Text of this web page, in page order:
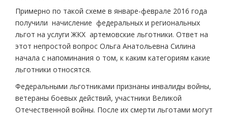
Примерно по такой схеме в январе-феврале 2016 года
получили начисление федеральных и региональных
льгот на услуги ЖКХ артемовские льготники. Ответ на
этот непростой вопрос Ольга Анатольевна Силина
начала с напоминания о том, к каким категориям какие
льготники относятся.
Федеральными льготниками признаны инвалиды войны,
ветераны боевых действий, участники Великой
Отечественной войны. После их смерти льготами могут